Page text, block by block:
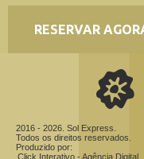
RESERVAR
2016 - 2026. Sol Express.
Todos os direitos reservados.
Produzido por:
Click Interativo - Agência Digital